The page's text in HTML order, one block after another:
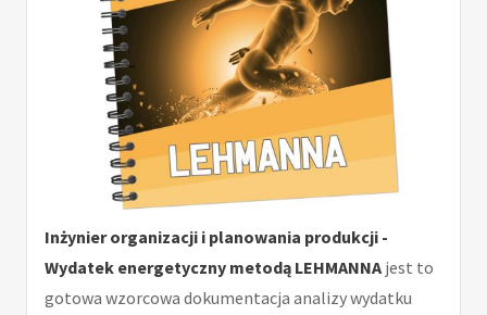
Inżynier organizacji i planowania produkcji -
Wydatek energetyczny metodą LEHMANNA jest to
gotowa wzorcowa dokumentacja analizy wydatku